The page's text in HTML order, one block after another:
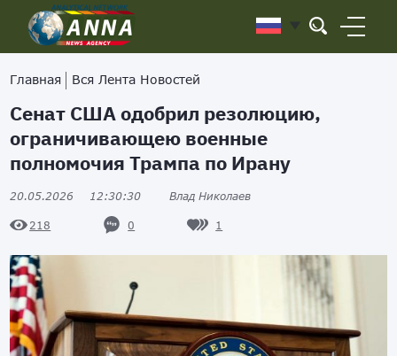
Главная Вся Лента Новостей
Сенат США одобрил резолюцию,
ограничивающею военные
полномочия Трампа по Ирану
20.05.2026 12:30:30 Влад Николаев
218 0 1